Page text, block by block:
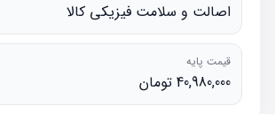
اصالت و سلامت فیزیکی کالا
قیمت پایه
40,980,000 تومان